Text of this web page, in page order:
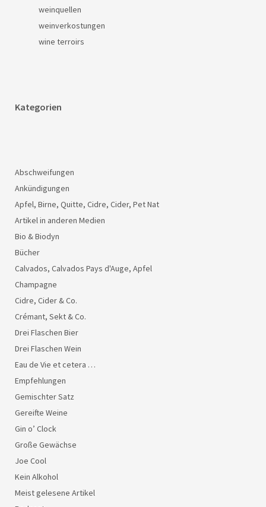
weinquellen
weinverkostungen
wine terroirs
Kategorien
Abschweifungen
Ankündigungen
Apfel, Birne, Quitte, Cidre, Cider, Pet Nat
Artikel in anderen Medien
Bio & Biodyn
Bücher
Calvados, Calvados Pays d'Auge, Apfel
Champagne
Cidre, Cider & Co.
Crémant, Sekt & Co.
Drei Flaschen Bier
Drei Flaschen Wein
Eau de Vie et cetera …
Empfehlungen
Gemischter Satz
Gereifte Weine
Gin o’ Clock
Große Gewächse
Joe Cool
Kein Alkohol
Meist gelesene Artikel